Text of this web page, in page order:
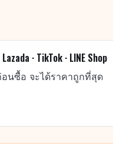
· TikTok · LINE Shop
นซื้อ จะได้ราคาถูกที่สุด